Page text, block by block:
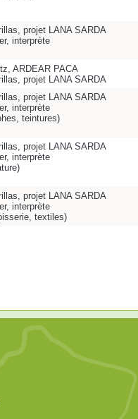
projet LANA SARDA
interprète
ARDEAR PACA
projet LANA SARDA
projet LANA SARDA
interprète
teintures)
projet LANA SARDA
interprète
projet LANA SARDA
interprète
textiles)